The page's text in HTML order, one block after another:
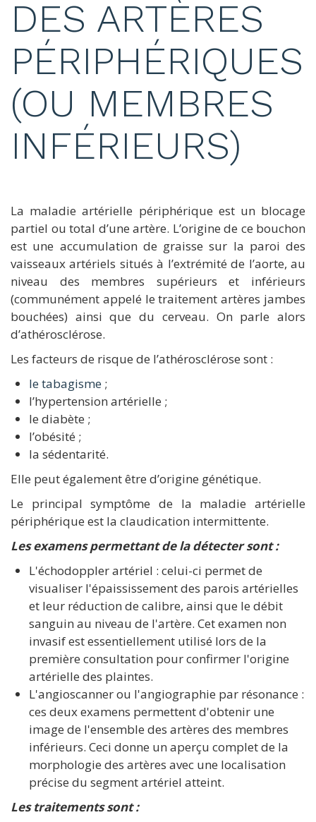
DES ARTÈRES
PÉRIPHÉRIQUES
(OU MEMBRES
INFÉRIEURS)
La maladie artérielle périphérique est un blocage
partiel ou total d’une artère. L’origine de ce bouchon
est une accumulation de graisse sur la paroi des
vaisseaux artériels situés à l’extrémité de l’aorte, au
niveau des membres supérieurs et inférieurs
(communément appelé le traitement artères jambes
bouchées) ainsi que du cerveau. On parle alors
d’athérosclérose.
Les facteurs de risque de l’athérosclérose sont :
le tabagisme;
l’hypertension artérielle ;
le diabète ;
l’obésité ;
la sédentarité.
Elle peut également être d’origine génétique.
Le principal symptôme de la maladie artérielle
périphérique est la claudication intermittente.
Les examens permettant de la détecter sont :
L'échodoppler artériel : celui-ci permet de
visualiser l'épaississement des parois artérielles
et leur réduction de calibre, ainsi que le débit
sanguin au niveau de l'artère. Cet examen non
invasif est essentiellement utilisé lors de la
première consultation pour confirmer l'origine
artérielle des plaintes.
L'angioscanner ou l'angiographie par résonance :
ces deux examens permettent d'obtenir une
image de l'ensemble des artères des membres
inférieurs. Ceci donne un aperçu complet de la
morphologie des artères avec une localisation
précise du segment artériel atteint.
Les traitements sont :